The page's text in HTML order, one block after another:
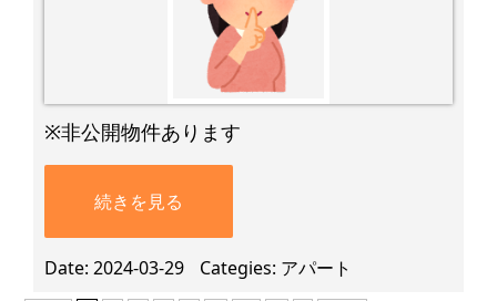
※非公開物件あります
続きを見る
Date 2024-03-29 Categies アパート